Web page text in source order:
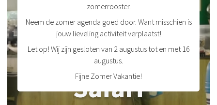
Zwembad
Safari
zomerrooster.
Neem de zomer agenda goed door. Want misschien is
jouw lieveling activiteit verplaatst!
Let op! Wij zijn gesloten van 2 augustus tot en met 16
augustus.
Fijne Zomer Vakantie!